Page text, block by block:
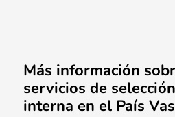
Más información
servicios de
interna en el País